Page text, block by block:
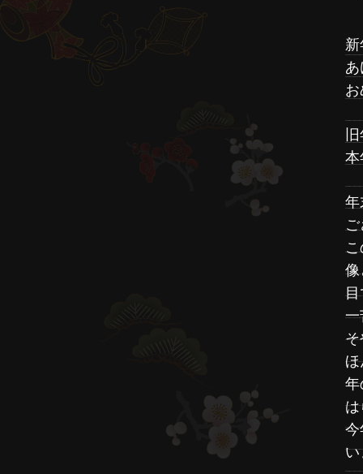
本
年
像
目
一
そ
ほ
年
は
今
い